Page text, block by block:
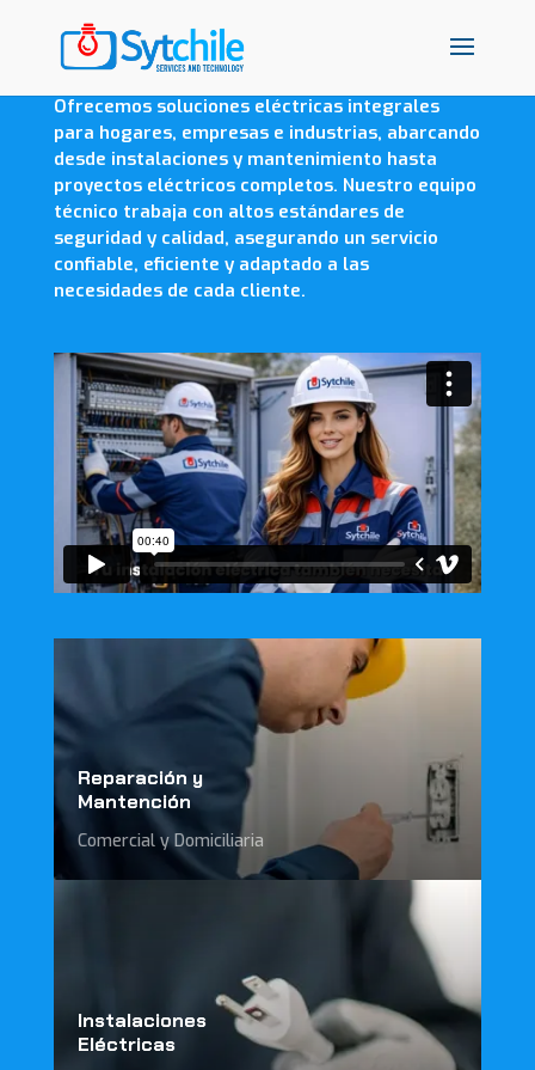
Servicios Eléctricos
Ofrecemos soluciones eléctricas integrales
para hogares, empresas e industrias, abarcando
desde instalaciones y mantenimiento hasta
proyectos eléctricos completos. Nuestro equipo
técnico trabaja con altos estándares de
seguridad y calidad, asegurando un servicio
confiable, eficiente y adaptado a las
necesidades de cada cliente.
Reparación y
Mantención
Comercial y Domiciliaria
Instalaciones
Eléctricas